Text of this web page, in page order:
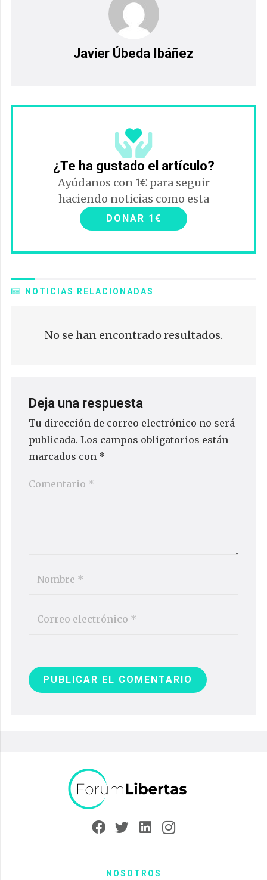
Javier Úbeda Ibáñez
¿Te ha gustado el artículo?
Ayúdanos con 1€ para seguir
haciendo noticias como esta
DONAR 1€
NOTICIAS RELACIONADAS
No se han encontrado resultados.
Deja una respuesta
Tu dirección de correo electrónico no será
publicada. Los campos obligatorios están
marcados con *
PUBLICAR EL COMENTARIO
NOSOTROS